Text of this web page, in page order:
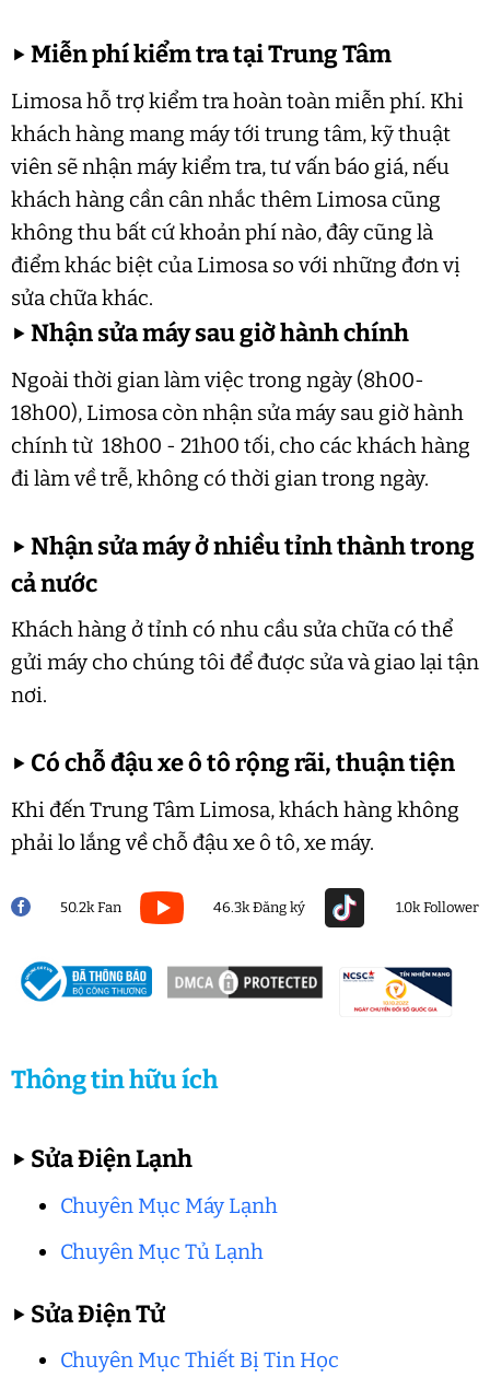
▶Miễn phí kiểm tra tại Trung Tâm
Limosa hỗ trợ kiểm tra hoàn toàn miễn phí. Khi
khách hàng mang máy tới trung tâm, kỹ thuật
viên sẽ nhận máy kiểm tra, tư vấn báo giá, nếu
khách hàng cần cân nhắc thêm Limosa cũng
không thu bất cứ khoản phí nào, đây cũng là
điểm khác biệt của Limosa so với những đơn vị
sửa chữa khác.
▶Nhận sửa máy sau giờ hành chính
Ngoài thời gian làm việc trong ngày (8h00-
18h00), Limosa còn nhận sửa máy sau giờ hành
chính từ 18h00 - 21h00 tối, cho các khách hàng
đi làm về trễ, không có thời gian trong ngày.
▶Nhận sửa máy ở nhiều tỉnh thành trong
cả nước
Khách hàng ở tỉnh có nhu cầu sửa chữa có thể
gửi máy cho chúng tôi để được sửa và giao lại tận
nơi.
▶ Có chỗ đậu xe ô tô rộng rãi, thuận tiện
Khi đến Trung Tâm Limosa, khách hàng không
phải lo lắng về chỗ đậu xe ô tô, xe máy.
50.2k Fan 46.3k Đăng ký 1.0k Follower
Thông tin hữu ích
▶ Sửa Điện Lạnh
Chuyên Mục Máy Lạnh
Chuyên Mục Tủ Lạnh
▶ Sửa Điện Tử
Chuyên Mục Thiết Bị Tin Học